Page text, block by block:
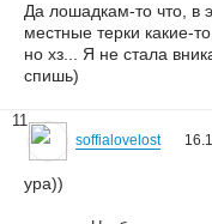
Да лошадкам-то что, в
местные терки какие-
но хз... Я не стала
спишь)
11
soffialovelost
ура))